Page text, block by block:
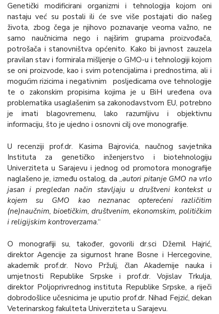
Genetički modificirani organizmi i tehnologija kojom oni
nastaju već su postali ili će sve više postajati dio našeg
života, zbog čega je njihovo poznavanje veoma važno, ne
samo naučnicima nego i najširim grupama proizvođača,
potrošača i stanovništva općenito. Kako bi javnost zauzela
pravilan stav i formirala mišljenje o GMO-u i tehnologiji kojom
se oni proizvode, kao i svim potencijalima i prednostima, ali i
mogućim rizicima i negativnim posljedicama ove tehnologije
te o zakonskim propisima kojima je u BiH uređena ova
problematika usaglašenim sa zakonodavstvom EU, potrebno
je imati blagovremenu, lako razumljivu i objektivnu
informaciju, što je ujedno i osnovni cilj ove monografije.
U recenziji prof.dr. Kasima Bajrovića, naučnog savjetnika
Instituta za genetičko inženjerstvo i biotehnologiju
Univerziteta u Sarajevu i jednog od promotora monografije
naglašeno je, između ostalog, da „autori pitanje GMO na vrlo
jasan i pregledan način stavljaju u društveni kontekst u
kojem su GMO kao neznanac opterećeni različitim
(ne)naučnim, bioetičkim, društvenim, ekonomskim, političkim
i religijskim kontroverzama.“
O monografiji su, također, govorili dr.sci Džemil Hajrić,
direktor Agencije za sigurnost hrane Bosne i Hercegovine,
akademik prof.dr. Novo Pržulj, član Akademije nauka i
umjetnosti Republike Srpske i prof.dr. Vojislav Trkulja,
direktor Poljoprivrednog instituta Republike Srpske, a riječi
dobrodošlice učesnicima je uputio prof.dr. Nihad Fejzić, dekan
Veterinarskog fakulteta Univerziteta u Sarajevu.